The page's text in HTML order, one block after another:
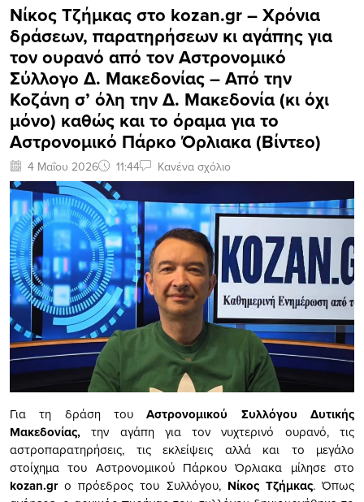
Νίκος Τζήμκας στο kozan.gr – Χρόνια
δράσεων, παρατηρήσεων κι αγάπης για
τον ουρανό από τον Αστρονομικό
Σύλλογο Δ. Μακεδονίας – Από την
Κοζάνη σ’ όλη την Δ. Μακεδονία (κι όχι
μόνο) καθώς και το όραμα για το
Αστρονομικό Πάρκο Όρλιακα (Bίντεο)
4 Μαΐου 2026 11:44 Κανένα σχόλιο
Για τη δράση τουΑστρονομικού Συλλόγου Δυτικής
Μακεδονίας, την αγάπη για τον νυχτερινό ουρανό, τις
αστροπαρατηρήσεις, τις εκλείψεις αλλά και το μεγάλο
στοίχημα του Αστρονομικού Πάρκου Όρλιακα μίλησε στο
kozan.grο πρόεδρος του Συλλόγου, Νίκος Τζήμκας. Όπως